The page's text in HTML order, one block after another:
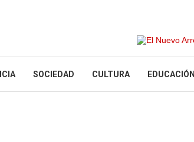
SOCIEDAD CULTURA EDUCACIÓN